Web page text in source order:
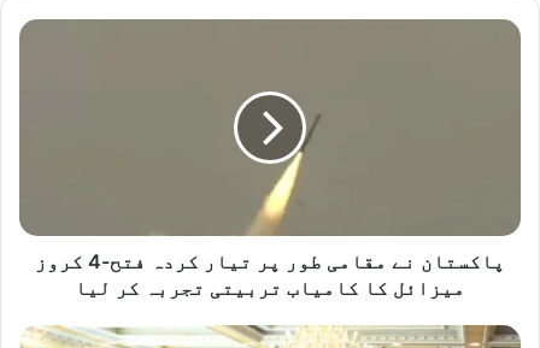
پاکستان
کروز
میزائل
تربیتی
پاکستان نے مقامی طور پر تیار کردہ فتح-4 کروز
میزائل کا کامیاب تربیتی تجربہ کر لیا
ہاؤسنگ